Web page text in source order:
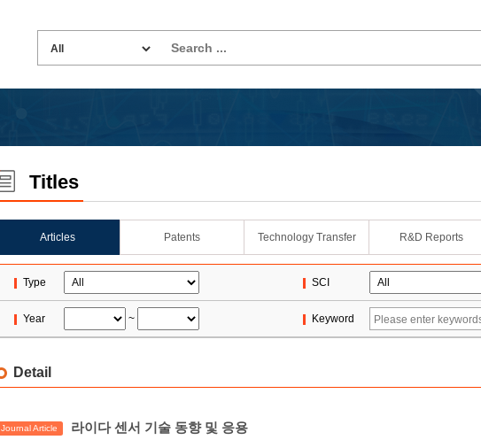
Titles
Articles Patents Technology Transfer R&D Reports
Type SCI
Year ~ Keyword
Detail
Journal Article 라이다 센서 기술 동향 및 응용